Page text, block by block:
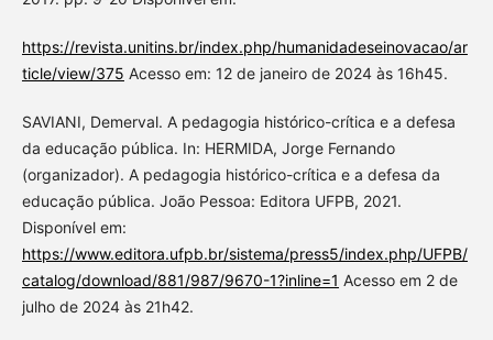
https://revista.unitins.br/index.php/humanidadeseinovacao/ar
ticle/view/375 Acesso em: 12 de janeiro de 2024 às 16h45.
SAVIANI, Demerval. A pedagogia histórico-crítica e a defesa
da educação pública. In: HERMIDA, Jorge Fernando
(organizador). A pedagogia histórico-crítica e a defesa da
educação pública. João Pessoa: Editora UFPB, 2021.
Disponível em:
https://www.editora.ufpb.br/sistema/press5/index.php/UFPB/
catalog/download/881/987/9670-1?inline=1 Acesso em 2 de
julho de 2024 às 21h42.